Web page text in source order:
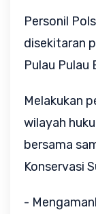
Personil
disekitaran
Pulau Pulau
Melakukan
wilayah
bersama
Konservasi
-